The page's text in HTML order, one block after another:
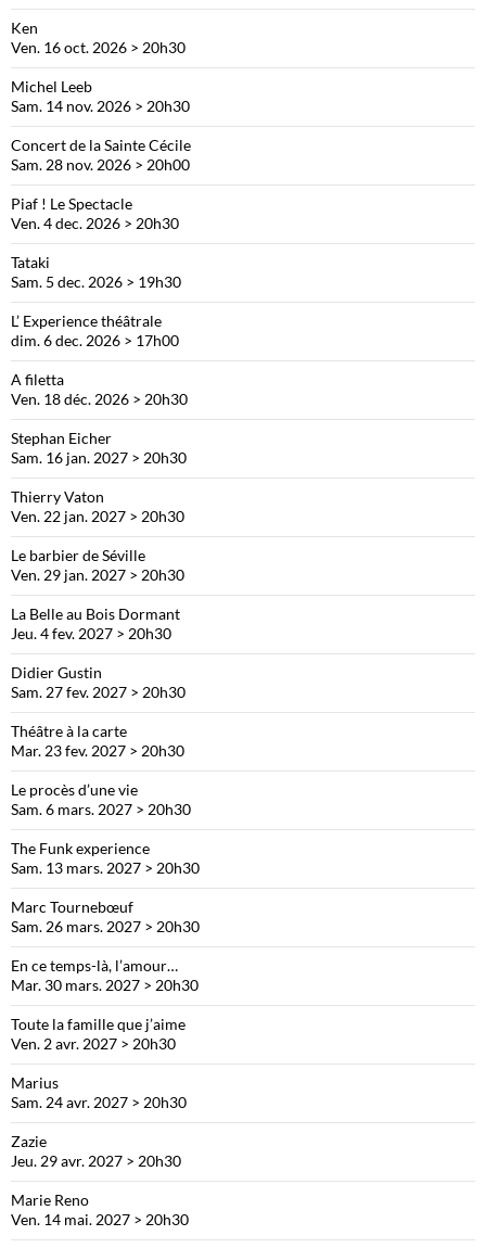
Ken
Ven. 16 oct. 2026 > 20h30
Michel Leeb
Sam. 14 nov. 2026 > 20h30
Concert de la Sainte Cécile
Sam. 28 nov. 2026 > 20h00
Piaf ! Le Spectacle
Ven. 4 dec. 2026 > 20h30
Tataki
Sam. 5 dec. 2026 > 19h30
L’ Experience théâtrale
dim. 6 dec. 2026 > 17h00
A filetta
Ven. 18 déc. 2026 > 20h30
Stephan Eicher
Sam. 16 jan. 2027 > 20h30
Thierry Vaton
Ven. 22 jan. 2027 > 20h30
Le barbier de Séville
Ven. 29 jan. 2027 > 20h30
La Belle au Bois Dormant
Jeu. 4 fev. 2027 > 20h30
Didier Gustin
Sam. 27 fev. 2027 > 20h30
Théâtre à la carte
Mar. 23 fev. 2027 > 20h30
Le procès d’une vie
Sam. 6 mars. 2027 > 20h30
The Funk experience
Sam. 13 mars. 2027 > 20h30
Marc Tournebœuf
Sam. 26 mars. 2027 > 20h30
En ce temps-là, l’amour…
Mar. 30 mars. 2027 > 20h30
Toute la famille que j’aime
Ven. 2 avr. 2027 > 20h30
Marius
Sam. 24 avr. 2027 > 20h30
Zazie
Jeu. 29 avr. 2027 > 20h30
Marie Reno
Ven. 14 mai. 2027 > 20h30